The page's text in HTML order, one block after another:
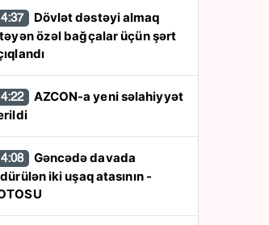
özəl bağçalar üçün şərt
iki uşaq atasının -